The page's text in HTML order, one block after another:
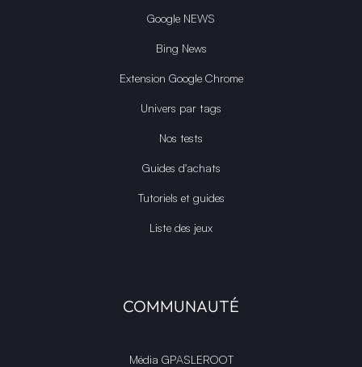
Google NEWS
Bing News
Extension Google Chrome
Univers par tags
Nos tests
Guides d'achats
Tutoriels et guides
Liste des jeux
COMMUNAUTÉ
Média GPASLEROOT